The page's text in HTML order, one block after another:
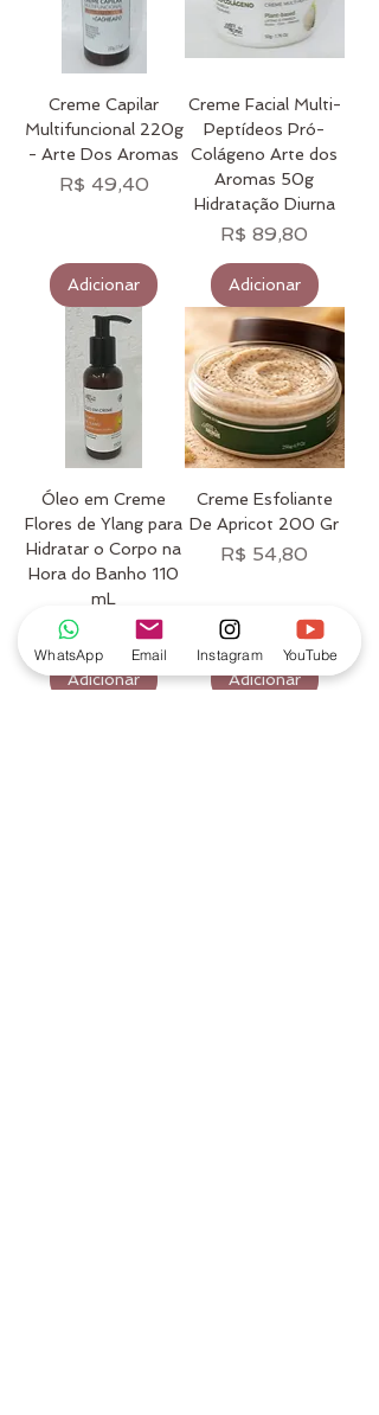
Creme Capilar
Multifuncional 220g
- Arte Dos Aromas
Preço
R$ 49,40
Adicionar
Creme Facial Multi-
Peptídeos Pró-
Colágeno Arte dos
Aromas 50g
Hidratação Diurna
Preço
R$ 89,80
Adicionar
Óleo em Creme
Flores de Ylang para
Hidratar o Corpo na
Hora do Banho 110
mL
Preço
R$ 48,50
Adicionar
Creme Esfoliante
De Apricot 200 Gr
Preço
R$ 54,80
Adicionar
WhatsApp Email Instagram YouTube